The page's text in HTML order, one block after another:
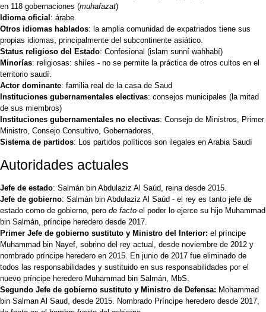
en 118 gobernaciones (muhafazat)
Idioma oficial : árabe
Otros idiomas hablados: la amplia comunidad de expatriados tiene sus
propias idiomas, principalmente del subcontinente asiático.
Status religioso del Estado: Confesional (islam sunní wahhabí)
Minorías: religiosas: shiíes - no se permite la práctica de otros cultos en el
territorio saudí.
Actor dominante: familia real de la casa de Saud
Instituciones gubernamentales electivas: consejos municipales (la mitad
de sus miembros)
Instituciones gubernamentales no electivas: Consejo de Ministros, Primer
Ministro, Consejo Consultivo, Gobernadores,
Sistema de partidos: Los partidos políticos son ilegales en Arabia Saudí
Autoridades actuales
Jefe de estado: Salmán bin Abdulaziz Al Saúd, reina desde 2015.
Jefe de gobierno: Salmán bin Abdulaziz Al Saúd - el rey es tanto jefe de
estado como de gobierno, pero de facto el poder lo ejerce su hijo Muhammad
bin Salmán, príncipe heredero desde 2017.
Primer Jefe de gobierno sustituto y Ministro del Interior: el príncipe
Muhammad bin Nayef, sobrino del rey actual, desde noviembre de 2012 y
nombrado príncipe heredero en 2015. En junio de 2017 fue eliminado de
todos las responsabilidades y sustituido en sus responsabilidades por el
nuevo príncipe heredero Muhammad bin Salmán, MbS.
Segundo Jefe de gobierno sustituto y Ministro de Defensa: Mohammad
bin Salman Al Saud, desde 2015. Nombrado Príncipe heredero desde 2017,